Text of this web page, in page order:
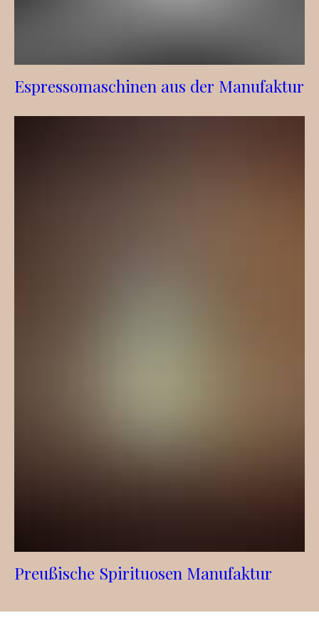
Espressomaschinen aus der Manufaktur
Preußische Spirituosen Manufaktur